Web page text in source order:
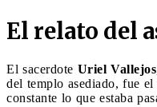
El relato del
El sacerdote Uriel Vallejos
del templo asediado, fue el
constante lo que estaba